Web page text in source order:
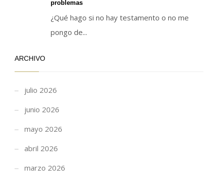
problemas
¿Qué hago si no hay testamento o no me
pongo de...
ARCHIVO
julio 2026
junio 2026
mayo 2026
abril 2026
marzo 2026